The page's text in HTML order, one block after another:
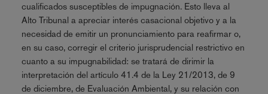
cualificados susceptibles de impugnación. Esto lleva al
Alto Tribunal a apreciar interés casacional objetivo y a la
necesidad de emitir un pronunciamiento para reafirmar o,
en su caso, corregir el criterio jurisprudencial restrictivo en
cuanto a su impugnabilidad: se tratará de dirimir la
interpretación del artículo 41.4 de la Ley 21/2013, de 9
de diciembre, de Evaluación Ambiental, y su relación con